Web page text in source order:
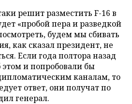
решит разместить F-16 в
«пробой пера и разведкой
будем мы сбивать
как сказал президент, не
Если года полтора назад
и попробовали бы
каналам, то
ответ, они получат по
генерал.